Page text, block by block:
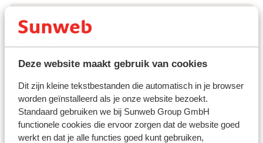
Deze website maakt gebruik van cookies
Dit zijn kleine tekstbestanden die automatisch in je browser
worden geïnstalleerd als je onze website bezoekt.
Standaard gebruiken we bij Sunweb Group GmbH
functionele cookies die ervoor zorgen dat de website goed
werkt en dat je alle functies goed kunt gebruiken,
Hotel Melia Lloret de Mar
Hotel L'Azure
Hotel Golden Bahia de Tossa - inclusief huurauto
Hotel Neptuno & SPA